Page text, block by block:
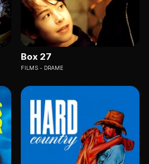
Box 27
FILMS DRAME